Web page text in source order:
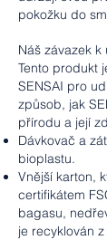
pokožku do
Náš závazek k
Tento produkt
SENSAI pro
způsob, jak
přírodu a její
Dávkovač a
bioplastu.
Vnější karton,
certifikátem
bagasu,
je recyklován